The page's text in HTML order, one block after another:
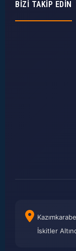
BIZI TAKIP EDIN
İskitler